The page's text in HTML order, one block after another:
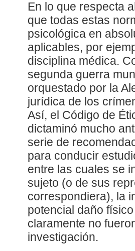
En lo que respecta
que todas estas
psicológica en
aplicables, por
disciplina médica.
segunda guerra
orquestado por la
jurídica de los
Así, el Código de
dictaminó mucho
serie de
para conducir
entre las cuales se
sujeto (o de sus
correspondiera), la
potencial daño
claramente no
investigación.